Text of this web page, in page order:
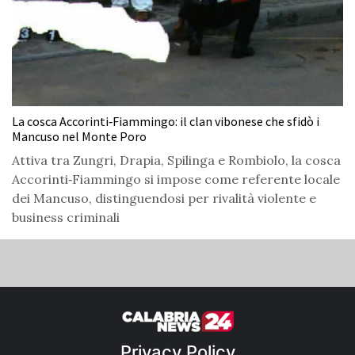
La cosca Accorinti‑Fiammingo: il clan vibonese che sfidò i
Mancuso nel Monte Poro
Attiva tra Zungri, Drapia, Spilinga e Rombiolo, la cosca
Accorinti‑Fiammingo si impose come referente locale
dei Mancuso, distinguendosi per rivalità violente e
business criminali